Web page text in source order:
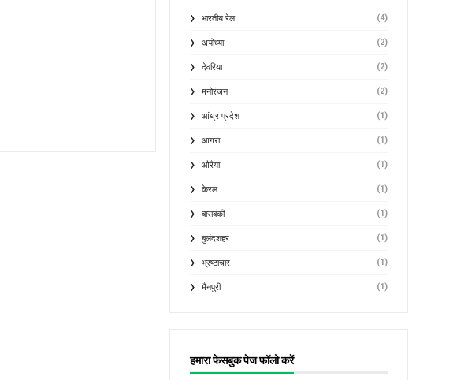
भारतीय रेल (4)
अयोध्या (2)
देवरिया (2)
मनोरंजन (2)
आंध्र प्रदेश (1)
आगरा (1)
औरैया (1)
केरल (1)
बाराबंकी (1)
बुलंदशहर (1)
भ्रष्टाचार (1)
मैनपुरी (1)
हमारा फेसबुक पेज फॉलो करें